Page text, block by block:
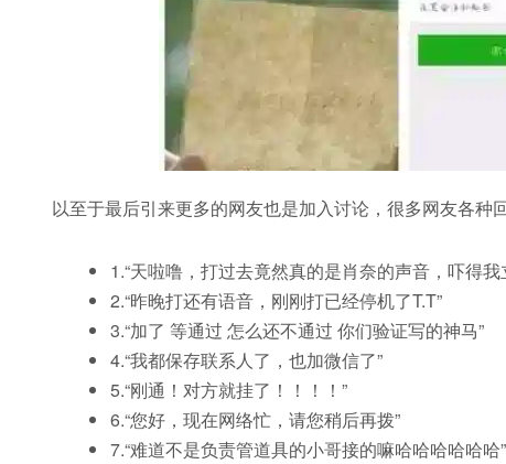
以至于最后引来更多的网友也是加入讨论，很多网友各种
1.“天啦噜，打过去竟然真的是肖奈的声音，吓得
2.“昨晚打还有语音，刚刚打已经停机了T.T”
3.“加了 等通过 怎么还不通过 你们验证写的神马”
4.“我都保存联系人了，也加微信了”
5.“刚通！对方就挂了！！！！”
6.“您好，现在网络忙，请您稍后再拨”
7.“难道不是负责管道具的小哥接的嘛哈哈哈哈哈哈”